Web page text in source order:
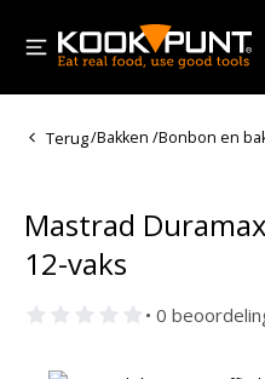
Terug/Bakken /Bonbon en
Mastrad
12-vaks
• 0